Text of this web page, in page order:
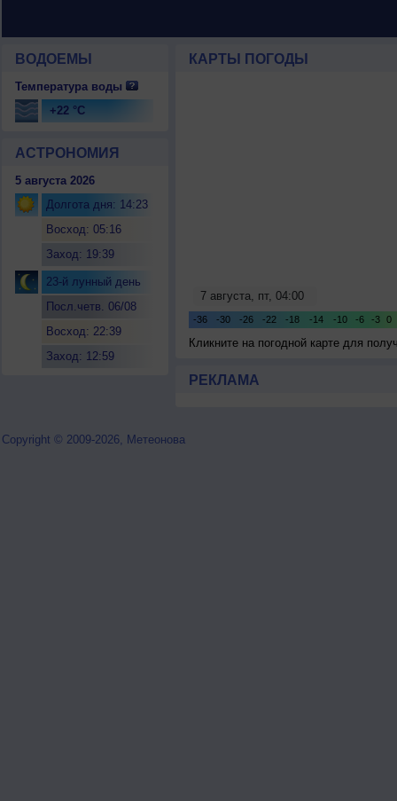
ВОДОЕМЫ
Температура воды
+22 °C
АСТРОНОМИЯ
5 августа 2026
Долгота дня: 14:23
Восход: 05:16
Заход: 19:39
23-й лунный день
Посл.четв. 06/08
Восход: 22:39
Заход: 12:59
КАРТЫ ПОГОДЫ
Кликните на погодной карте для
РЕКЛАМА
Copyright © 2009-2026, Метеонова